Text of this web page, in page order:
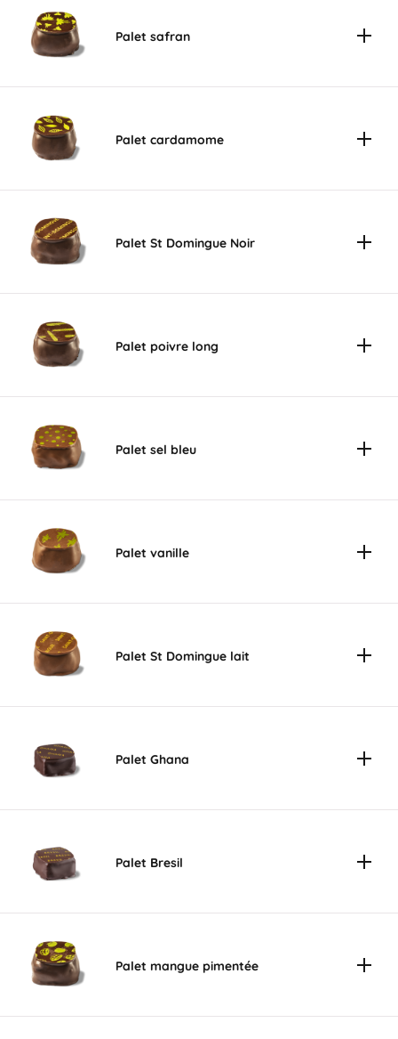
Palet safran
Palet cardamome
Palet St Domingue Noir
Palet poivre long
Palet sel bleu
Palet vanille
Palet St Domingue lait
Palet Ghana
Palet Bresil
Palet mangue pimentée